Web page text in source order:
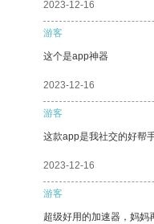
2023-12-16
游客
这个是app神器
2023-12-16
游客
这款app是我社交的好帮
2023-12-16
游客
超级好用的加速器，妈妈